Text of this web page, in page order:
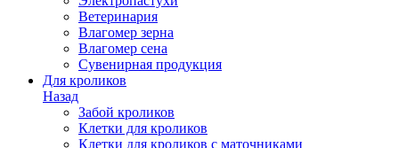
Ветеринария
Влагомер зерна
Влагомер сена
Сувенирная продукция
Для кроликов
Назад
Забой кроликов
Клетки для кроликов
Клетки для кроликов с маточниками